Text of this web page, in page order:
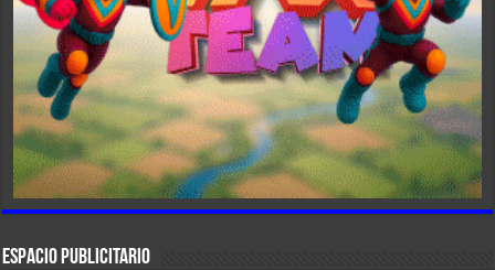
ESPACIO PUBLICITARIO